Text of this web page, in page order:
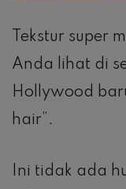
Tekstur super
Anda lihat di
Hollywood
hair”.
Ini tidak ada